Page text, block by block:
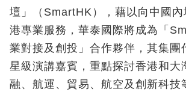
壇」（SmartHK），藉以向中國內
港專業服務，華泰國際將成為「
業對接及創投」合作夥伴，其集團
星級演講嘉賓，重點探討香港和大
融、航運、貿易、航空及創新科技